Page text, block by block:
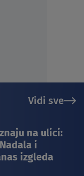
Vidi sve
na ulici:
i
izgleda